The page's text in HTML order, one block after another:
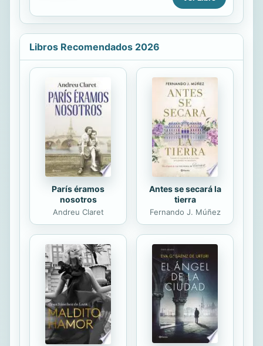
construida, lo que demuestra la
madurez en un autor relativamente
depth her Hollywood screen roles
and the construction of her long-
Libros Recomendados 2026
París éramos
nosotros
Andreu Claret
Antes se secará la
tierra
Fernando J. Múñez